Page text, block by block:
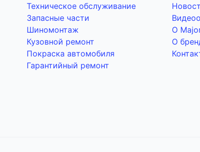
Техническое обслуживание
Запасные части
Шиномонтаж
Кузовной ремонт
Покраска автомобиля
Гарантийный ремонт
О
О